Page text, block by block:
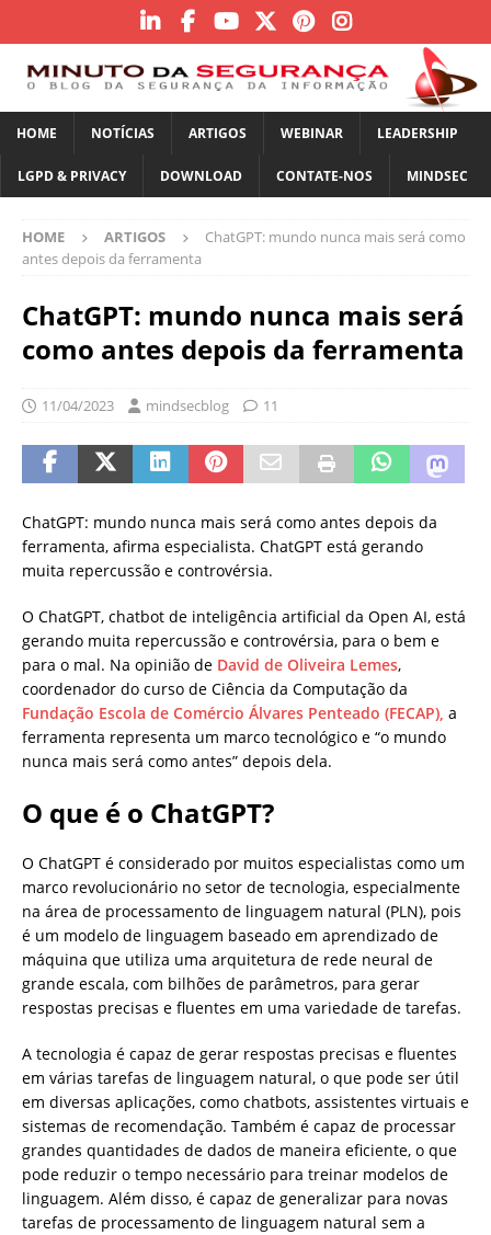
HOME NOTÍCIAS ARTIGOS WEBINAR LEADERSHIP
LGPD & PRIVACY DOWNLOAD CONTATE-NOS MINDSEC
HOME ARTIGOS
ChatGPT: mundo nunca mais será como
antes depois da ferramenta
ChatGPT: mundo nunca mais será
como antes depois da ferramenta
11/04/2023 mindsecblog 11
ChatGPT: mundo nunca mais será como antes depois da
ferramenta, afirma especialista. ChatGPT está gerando
muita repercussão e controvérsia.
O ChatGPT, chatbot de inteligência artificial da Open AI, está
gerando muita repercussão e controvérsia, para o bem e
para o mal. Na opinião de David de Oliveira Lemes,
coordenador do curso de Ciência da Computação da
Fundação Escola de Comércio Álvares Penteado (FECAP), a
ferramenta representa um marco tecnológico e “o mundo
nunca mais será como antes” depois dela.
O que é o ChatGPT?
O ChatGPT é considerado por muitos especialistas como um
marco revolucionário no setor de tecnologia, especialmente
na área de processamento de linguagem natural (PLN), pois
é um modelo de linguagem baseado em aprendizado de
máquina que utiliza uma arquitetura de rede neural de
grande escala, com bilhões de parâmetros, para gerar
respostas precisas e fluentes em uma variedade de tarefas.
A tecnologia é capaz de gerar respostas precisas e fluentes
em várias tarefas de linguagem natural, o que pode ser útil
em diversas aplicações, como chatbots, assistentes virtuais e
sistemas de recomendação. Também é capaz de processar
grandes quantidades de dados de maneira eficiente, o que
pode reduzir o tempo necessário para treinar modelos de
linguagem. Além disso, é capaz de generalizar para novas
tarefas de processamento de linguagem natural sem a